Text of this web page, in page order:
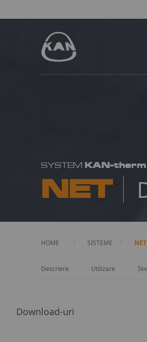
SYSTEM KAN-therm
NET
HOME SISTEME NET
Descriere Utilizare
Download-uri